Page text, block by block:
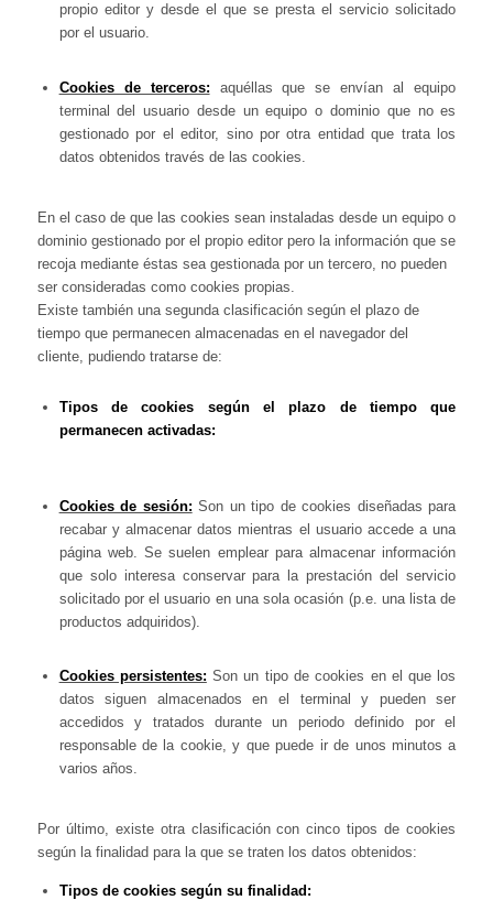
propio editor y desde el que se presta el servicio solicitado
por el usuario.
Cookies de terceros: aquéllas que se envían al equipo
terminal del usuario desde un equipo o dominio que no es
gestionado por el editor, sino por otra entidad que trata los
datos obtenidos través de las cookies.
En el caso de que las cookies sean instaladas desde un equipo o
dominio gestionado por el propio editor pero la información que se
recoja mediante éstas sea gestionada por un tercero, no pueden
ser consideradas como cookies propias.
Existe también una segunda clasificación según el plazo de
tiempo que permanecen almacenadas en el navegador del
cliente, pudiendo tratarse de:
Tipos de cookies según el plazo de tiempo que
permanecen activadas:
Cookies de sesión: Son un tipo de cookies diseñadas para
recabar y almacenar datos mientras el usuario accede a una
página web. Se suelen emplear para almacenar información
que solo interesa conservar para la prestación del servicio
solicitado por el usuario en una sola ocasión (p.e. una lista de
productos adquiridos).
Cookies persistentes: Son un tipo de cookies en el que los
datos siguen almacenados en el terminal y pueden ser
accedidos y tratados durante un periodo definido por el
responsable de la cookie, y que puede ir de unos minutos a
varios años.
Por último, existe otra clasificación con cinco tipos de cookies
según la finalidad para la que se traten los datos obtenidos:
Tipos de cookies según su finalidad: